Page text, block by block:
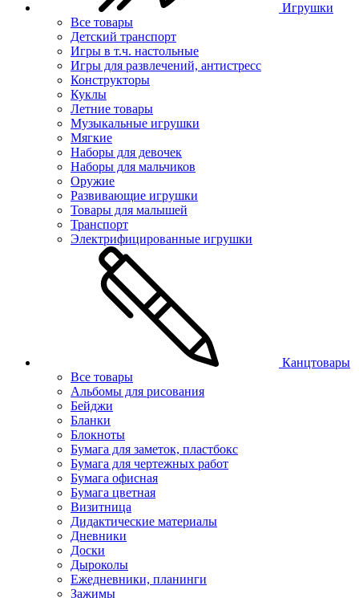
Игрушки
Все товары
Детский транспорт
Игры в т.ч. настольные
Игры для развлечений, антистресс
Конструкторы
Куклы
Летние товары
Музыкальные игрушки
Мягкие
Наборы для девочек
Наборы для мальчиков
Оружие
Развивающие игрушки
Товары для малышей
Транспорт
Электрифицированные игрушки
Канцтовары
Все товары
Альбомы для рисования
Бейджи
Бланки
Блокноты
Бумага для заметок, пластбокс
Бумага для чертежных работ
Бумага офисная
Бумага цветная
Визитница
Дидактические материалы
Дневники
Доски
Дыроколы
Ежедневники, планинги
Зажимы